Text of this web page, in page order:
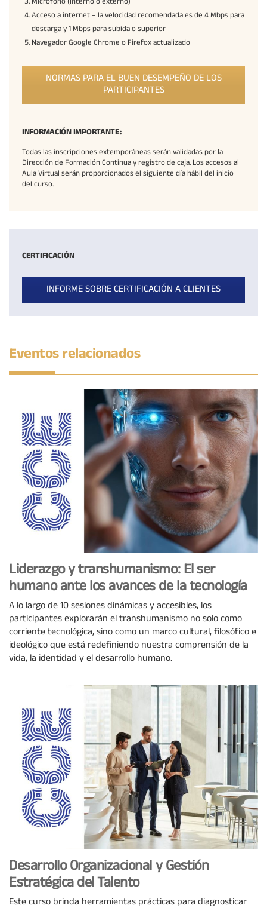
Acceso a internet – la velocidad recomendada es de 4 Mbps para
descarga y 1 Mbps para subida o superior
Navegador Google Chrome o Firefox actualizado
NORMAS PARA EL BUEN DESEMPEÑO DE LOS
PARTICIPANTES
INFORMACIÓN IMPORTANTE:
Todas las inscripciones extemporáneas serán validadas por la
Dirección de Formación Continua y registro de caja. Los accesos al
Aula Virtual serán proporcionados el siguiente día hábil del inicio
del curso.
CERTIFICACIÓN
INFORME SOBRE CERTIFICACIÓN A CLIENTES
Eventos relacionados
Liderazgo y transhumanismo: El ser
humano ante los avances de la tecnología
A lo largo de 10 sesiones dinámicas y accesibles, los
participantes explorarán el transhumanismo no solo como
corriente tecnológica, sino como un marco cultural, filosófico e
ideológico que está redefiniendo nuestra comprensión de la
vida, la identidad y el desarrollo humano.
Desarrollo Organizacional y Gestión
Estratégica del Talento
Este curso brinda herramientas prácticas para diagnosticar